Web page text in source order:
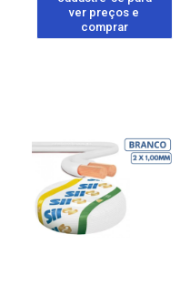
ver preços e
comprar